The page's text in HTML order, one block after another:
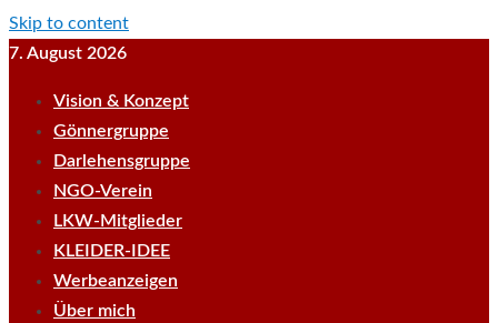
Skip to content
7. August 2026
Vision & Konzept
Gönnergruppe
Darlehensgruppe
NGO-Verein
LKW-Mitglieder
KLEIDER-IDEE
Werbeanzeigen
Über mich